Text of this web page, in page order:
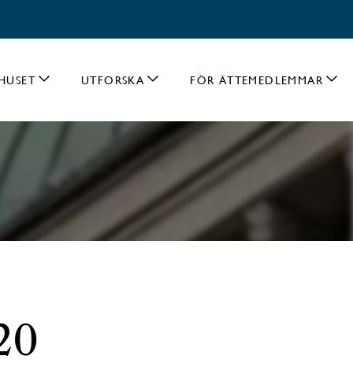
UTFORSKA FÖR ÄTTEMEDLEMMAR